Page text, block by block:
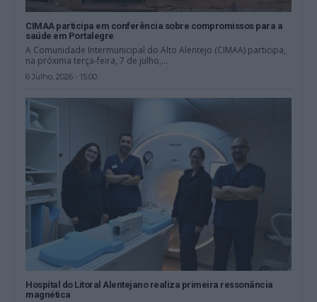
CIMAA participa em conferência sobre compromissos para a
saúde em Portalegre
A Comunidade Intermunicipal do Alto Alentejo (CIMAA) participa,
na próxima terça-feira, 7 de julho,...
6 Julho, 2026 - 15:00
Hospital do Litoral Alentejano realiza primeira ressonância
magnética